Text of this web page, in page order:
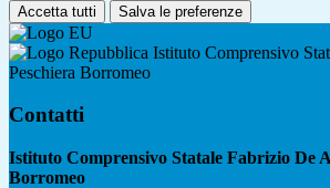
Accetta tutti Salva le preferenze
Istituto Comprensivo
Peschiera Borromeo
Contatti
Istituto Comprensivo Statale Fabrizio De
Borromeo